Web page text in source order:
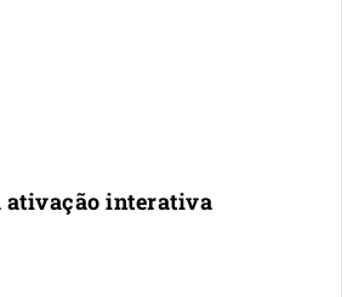
ativação interativa